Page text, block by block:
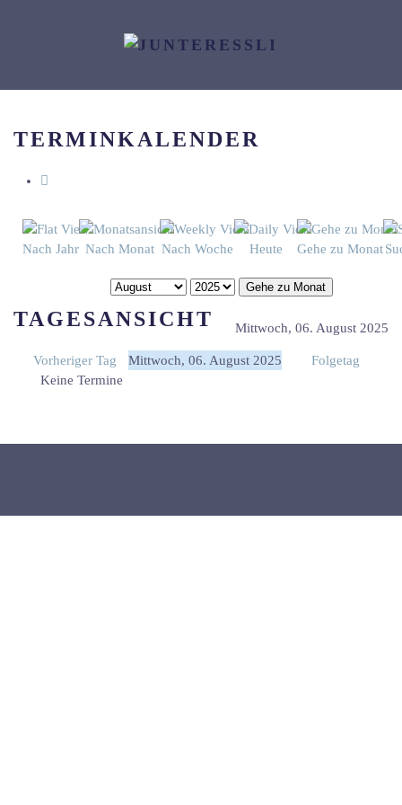
Zum Hauptinhalt springen
TERMINKALENDER
Nach Jahr Nach Monat Nach Woche Heute Gehe zu Monat
Gehe zu Monat
TAGESANSICHT Mittwoch, 06. August 2025
Vorheriger Tag Mittwoch, 06. August 2025
Folgetag
Keine Termine